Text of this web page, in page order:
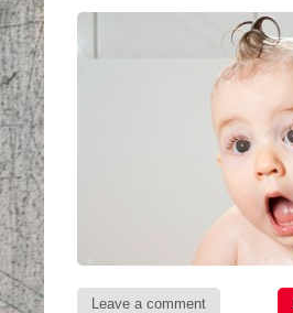
Leave a comment